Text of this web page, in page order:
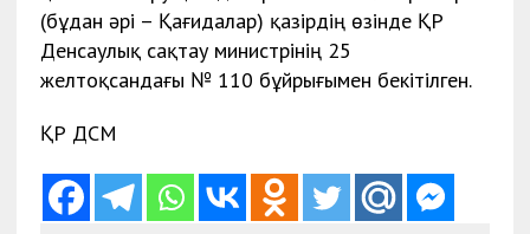
(бұдан әрі – Қағидалар) қазірдің өзінде ҚР
Денсаулық сақтау министрінің 25
желтоқсандағы № 110 бұйрығымен бекітілген.
ҚР ДСМ